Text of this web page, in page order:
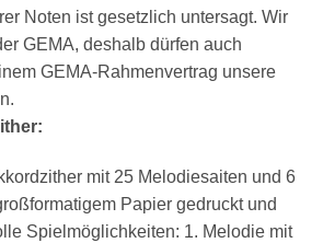
Noten ist gesetzlich untersagt. Wir
GEMA, deshalb dürfen auch
GEMA-Rahmenvertrag unsere
mit 25 Melodiesaiten und 6
Papier gedruckt und
Spielmöglichkeiten: 1. Melodie mit